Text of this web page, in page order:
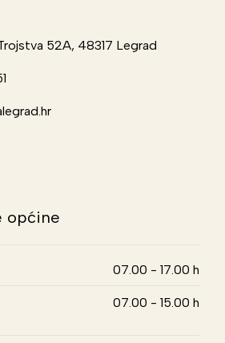
52A, 48317 Legrad
općine
07.00 - 17.00 h
07.00 - 15.00 h